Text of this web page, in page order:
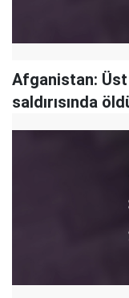
Afganistan:
saldırısında